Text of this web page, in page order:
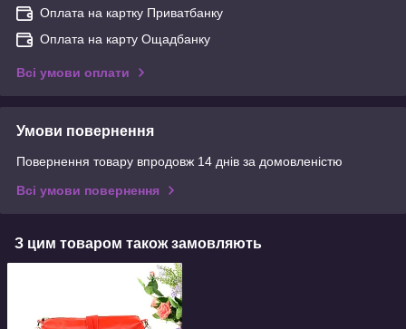
Оплата на картку Приватбанку
Оплата на карту Ощадбанку
Всі умови оплати
Умови повернення
Повернення товару впродовж 14 днів за домовленістю
Всі умови повернення
З цим товаром також замовляють